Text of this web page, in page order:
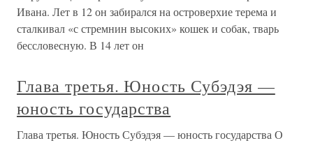
Ивана. Лет в 12 он забирался на островерхие терема и
сталкивал «с стремнин высоких» кошек и собак, тварь
бессловесную. В 14 лет он
Глава третья. Юность Субэдэя —
юность государства
Глава третья. Юность Субэдэя — юность государства О